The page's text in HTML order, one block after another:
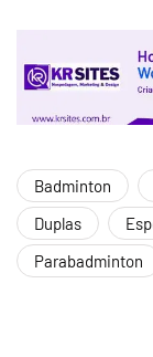
Badminton
Duplas
Parabadminton